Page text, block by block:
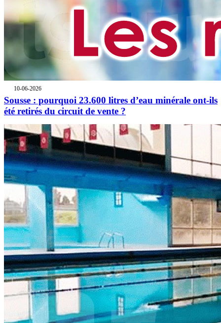
10-06-2026
Sousse : pourquoi 23.600 litres d’eau minérale ont-ils
été retirés du circuit de vente ?